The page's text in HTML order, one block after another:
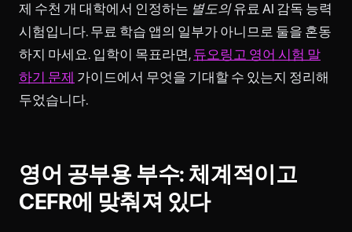
제 수천 개 대학에서 인정하는 별도의유료 AI 감독 능력
시험입니다. 무료 학습 앱의 일부가 아니므로 둘을 혼동
하지 마세요. 입학이 목표라면, 듀오링고 영어 시험 말
하기 문제 가이드에서 무엇을 기대할 수 있는지 정리해
두었습니다.
영어 공부용 부수: 체계적이고
CEFR에 맞춰져 있다